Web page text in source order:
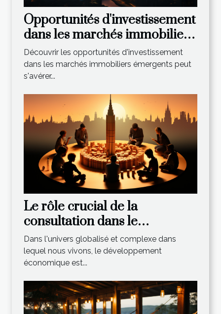
Opportunités d'investissement
dans les marchés immobiliers
émergents
Découvrir les opportunités d'investissement
dans les marchés immobiliers émergents peut
s'avérer...
Le rôle crucial de la
consultation dans le
développement économique
Dans l'univers globalisé et complexe dans
lequel nous vivons, le développement
économique est...